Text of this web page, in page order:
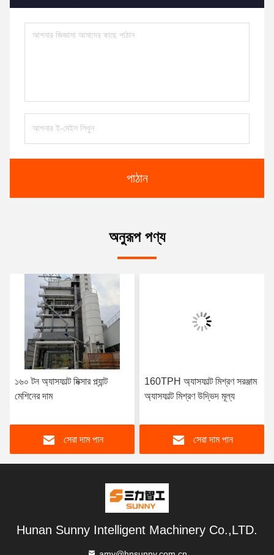
পাঠান
অনুরূপ পণ্য
১৬০ টন অ্যাসফাল্ট মিক্সার প্ল্যান্ট
মেশিনের দাম
সেরা দাম পান
160TPH অ্যাসফাল্ট মিশ্রণ সরঞ্জাম
অ্যাসফাল্ট মিশ্রণ উদ্ভিদ মূল্য
সেরা দাম পান
Hunan Sunny Intelligent Machinery Co.,LTD.